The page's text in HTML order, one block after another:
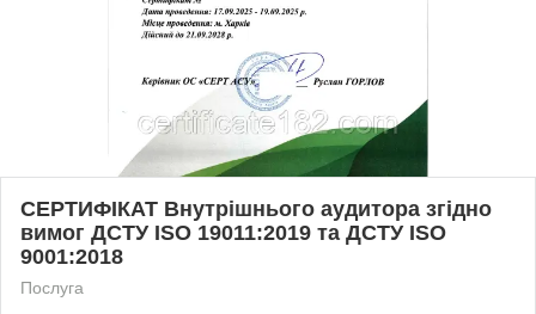
СЕРТИФІКАТ Внутрішнього аудитора згідно
вимог ДСТУ ISO 19011:2019 та ДСТУ ISO
9001:2018
Послуга